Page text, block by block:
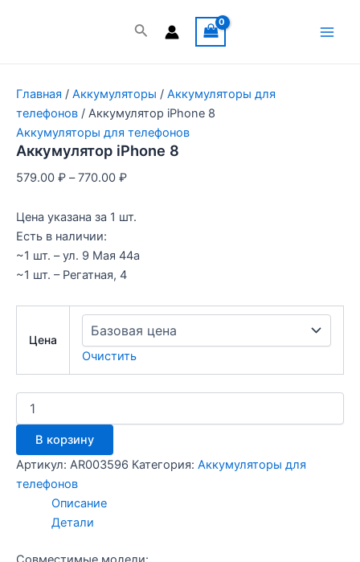
Поиск
Главная / Аккумуляторы / Аккумуляторы для
телефонов / Аккумулятор iPhone 8
Аккумуляторы для телефонов
Аккумулятор iPhone 8
579.00 ₽ –770.00 ₽
Цена указана за 1 шт.
Есть в наличии:
~1 шт. – ул. 9 Мая 44а
~1 шт. – Регатная, 4
Цена
Очистить
Количество
товара
Аккумулятор
iPhone
8
В корзину
Артикул: AR003596 Категория: Аккумуляторы для
телефонов
Описание
Детали